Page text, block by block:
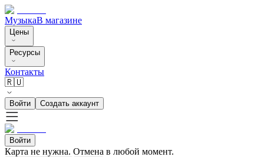
МузыкаВ магазине
Цены
Ресурсы
Контакты
🇷🇺
Войти Создать аккаунт
Войти
Карта не нужна. Отмена в любой момент.